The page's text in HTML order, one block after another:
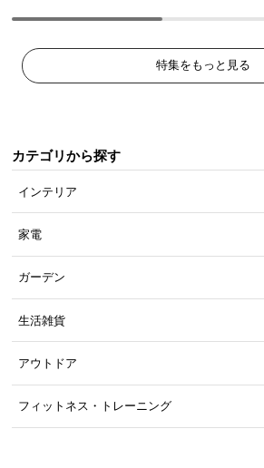
特集をもっと見る
カテゴリから探す
インテリア
家電
ガーデン
生活雑貨
アウトドア
フィットネス・トレーニング